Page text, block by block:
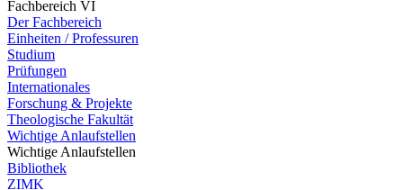
Fachbereich VI
Der Fachbereich
Einheiten / Professuren
Studium
Prüfungen
Internationales
Forschung & Projekte
Theologische Fakultät
Wichtige Anlaufstellen
Wichtige Anlaufstellen
Bibliothek
ZIMK